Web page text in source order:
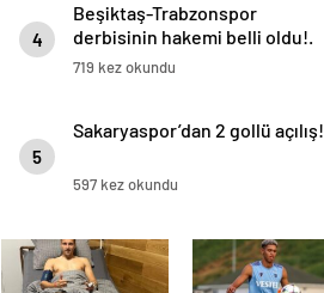
4
Beşiktaş-Trabzonspor
derbisinin hakemi belli oldu!.
719 kez okundu
5
Sakaryaspor’dan 2 gollü açılış!
597 kez okundu